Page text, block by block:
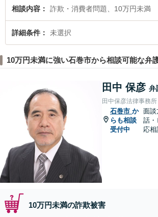
くの弁護士を検索したい』『初回相談無料で10万円未
できる石巻市内の弁護士に相談予約したい』などでお
すめです。
相談内容 詐欺・消費者問題、10万円未満
詳細条件 未選択
10万円未満に強い石巻市から相談可能な弁
田中 保彦 弁
田中保彦法律事務所
石巻市 か
らも相談
受付中
面談
話・
応相
10万円未満の詐欺被害